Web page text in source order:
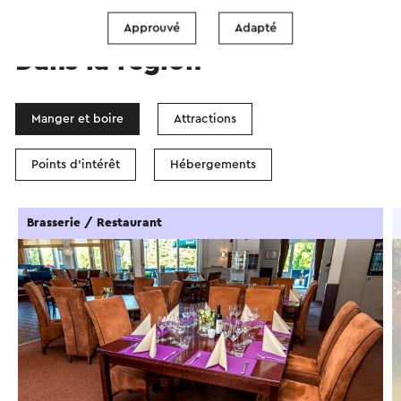
Dans la région
Manger et boire Attractions
Points d'intérêt Hébergements
Brasserie / Restaurant
Approuvé Adapté